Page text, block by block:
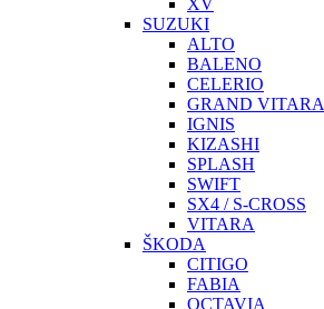
SUZUKI
ALTO
BALENO
CELERIO
GRAND VITARA
IGNIS
KIZASHI
SPLASH
SWIFT
SX4 / S-CROSS
VITARA
ŠKODA
CITIGO
FABIA
OCTAVIA